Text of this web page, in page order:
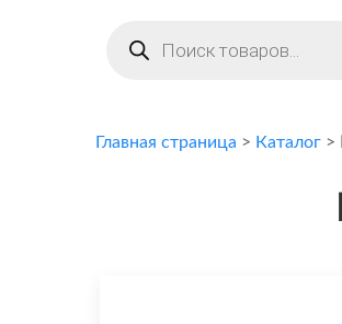
товаров
Главная страница > Каталог >